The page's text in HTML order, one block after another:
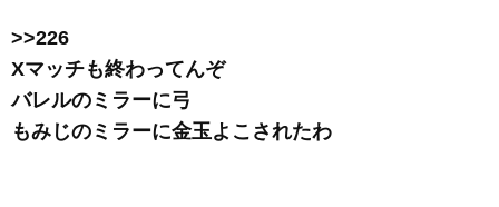
>>226
Xマッチも終わってんぞ
バレルのミラーに弓
もみじのミラーに金玉よこされたわ